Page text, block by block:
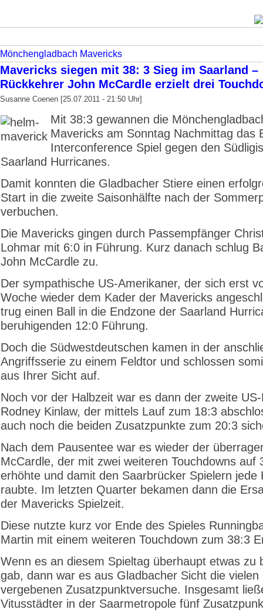
Mönchengladbach Mavericks
Mavericks siegen mit 38: 3 Sieg im Saarland –
Rückkehrer John McCardle erzielt drei
Susanne Coenen [25.07.2011 - 21:50 Uhr]
Mit 38:3 gewannen die
Mavericks am Sonntag Nachmittag das
Interconference Spiel gegen den
Saarland Hurricanes.
Damit konnten die Gladbacher Stiere einen
Start in die zweite Saisonhälfte nach der
verbuchen.
Die Mavericks gingen durch Passempfänger
Lohmar mit 6:0 in Führung. Kurz danach schlug
John McCardle zu.
Der sympathische US-Amerikaner, der sich erst
Woche wieder dem Kader der Mavericks
trug einen Ball in die Endzone der Saarland
beruhigenden 12:0 Führung.
Doch die Südwestdeutschen kamen in der
Angriffsserie zu einem Feldtor und schlossen
aus Ihrer Sicht auf.
Noch vor der Halbzeit war es dann der zweite
Rodney Kinlaw, der mittels Lauf zum 18:3
auch noch die beiden Zusatzpunkte zum 20:3
Nach dem Pausentee war es wieder der
McCardle, der mit zwei weiteren Touchdowns auf
erhöhte und damit den Saarbrücker Spielern jede
raubte. Im letzten Quarter bekamen dann die
der Mavericks Spielzeit.
Diese nutzte kurz vor Ende des Spieles
Martin mit einem weiteren Touchdown zum 38:3
Wenn es an diesem Spieltag überhaupt etwas zu
gab, dann war es aus Gladbacher Sicht die vielen
vergebenen Zusatzpunktversuche. Insgesamt
Vitusstädter in der Saarmetropole fünf